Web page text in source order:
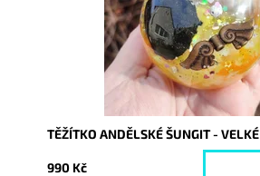
TĚŽÍTKO ANDĚLSKÉ ŠUNGIT - VELKÉ
990 Kč